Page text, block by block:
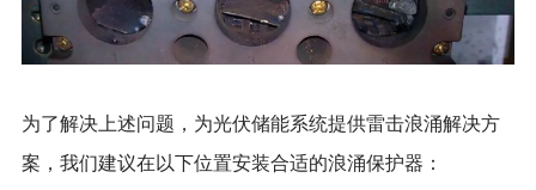
为了解决上述问题，为光伏储能系统提供雷击浪涌解决方
案，我们建议在以下位置安装合适的浪涌保护器：